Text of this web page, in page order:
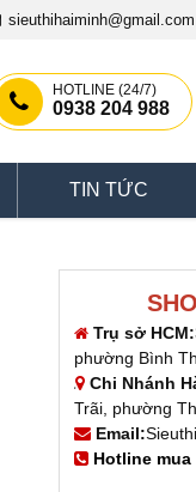
sieuthihaiminh@gmail.com
HOTLINE (24/7)
0938 204 988
TIN TỨC
Trụ sở HCM:
phường Bình
Chi Nhánh
Trãi, phường
Email:
Hotline